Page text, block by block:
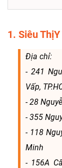
1. Siêu
Địa chỉ:
- 241
Vấp,
- 28
- 355
- 118
Minh
​​​​​​​- 156A